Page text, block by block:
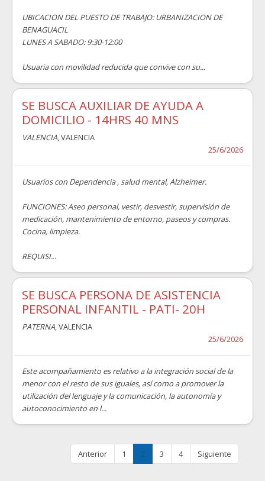
UBICACION DEL PUESTO DE TRABAJO: URBANIZACION DE
BENAGUACIL
LUNES A SABADO: 9:30-12:00
Usuaria con movilidad reducida que convive con su...
SE BUSCA AUXILIAR DE AYUDA A
DOMICILIO - 14HRS 40 MNS
VALENCIA, VALENCIA
25/6/2026
Usuarios con Dependencia , salud mental, Alzheimer.
FUNCIONES: Aseo personal, vestir, desvestir, supervisión de
medicación, mantenimiento de entorno, paseos y compras.
Cocina, limpieza.
REQUISI...
SE BUSCA PERSONA DE ASISTENCIA
PERSONAL INFANTIL - PATI- 20H
PATERNA, VALENCIA
25/6/2026
Este acompañamiento es relativo a la integración social de la
menor con el resto de sus iguales, así como a promover la
utilización del lenguaje y la comunicación, la autonomía y
autoconocimiento en l...
Anterior 1 2 3 4 Siguiente